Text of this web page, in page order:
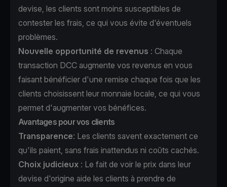
devise, les clients sont moins susceptibles de
contester les frais, ce qui vous évite d'éventuels
problèmes.
Nouvelle opportunité de revenus : Chaque
transaction DCC augmente vos revenus en vous
faisant bénéficier d'une remise chaque fois que les
clients choisissent leur monnaie locale, ce qui vous
permet d'augmenter vos bénéfices.
Avantages pour vos clients
Transparence: Les clients savent exactement ce
qu'ils paient, sans frais inattendus ni coûts cachés.
Choix judicieux : Le fait de voir le prix dans leur
devise d'origine aide les clients à prendre de